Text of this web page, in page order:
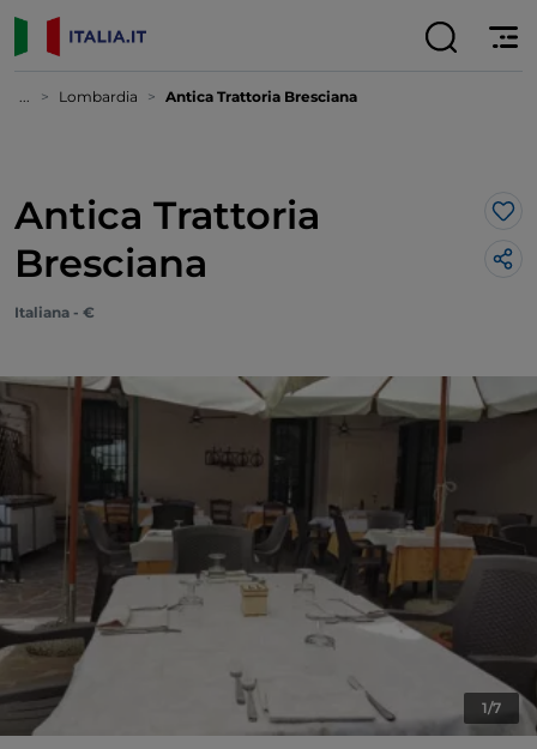
... Lombardia Antica Trattoria Bresciana
Antica Trattoria
Bresciana
Italiana - €
1/7